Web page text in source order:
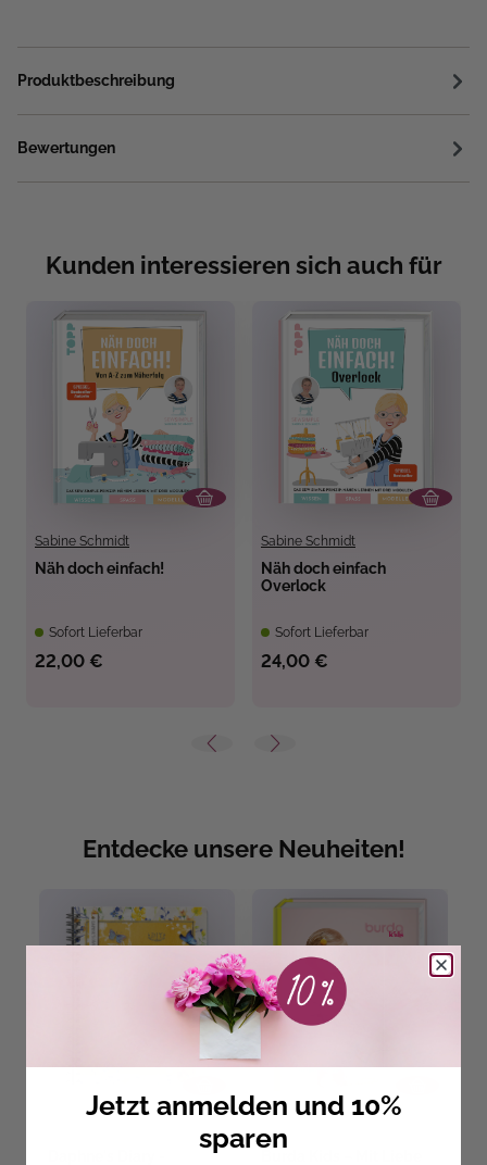
Produktbeschreibung
Bewertungen
Kunden interessieren sich auch für
Sabine Schmidt
Näh doch einfach!
Sofort Lieferbar
22,00 €
Sabine Schmidt
Näh doch einfach
Overlock
Sofort Lieferbar
24,00 €
Entdecke unsere Neuheiten!
Jetzt anmelden und 10%
sparen